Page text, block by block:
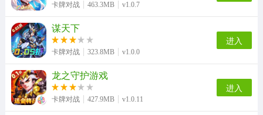
卡牌对战 463.3MB v1.0.7
谋天下
卡牌对战 323.8MB v1.0.0
进入
龙之守护游戏
卡牌对战 427.9MB v1.0.11
进入